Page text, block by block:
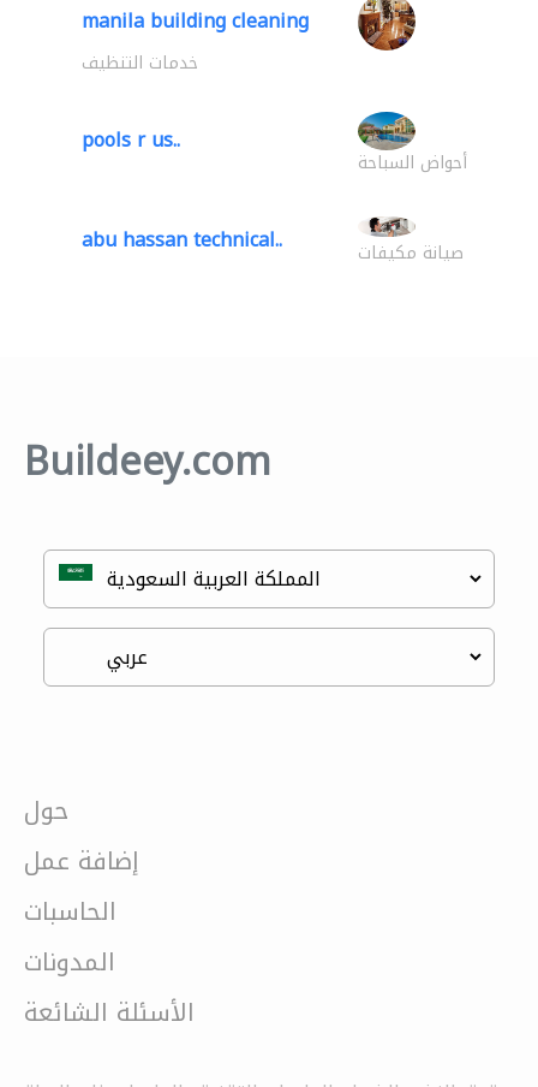
manila building cleaning
خدمات التنظيف
pools r us..
أحواض السباحة
abu hassan technical.. صيانة مكيفات
Buildeey.com
حول
إضافة عمل
الحاسبات
المدونات
الأسئلة الشائعة